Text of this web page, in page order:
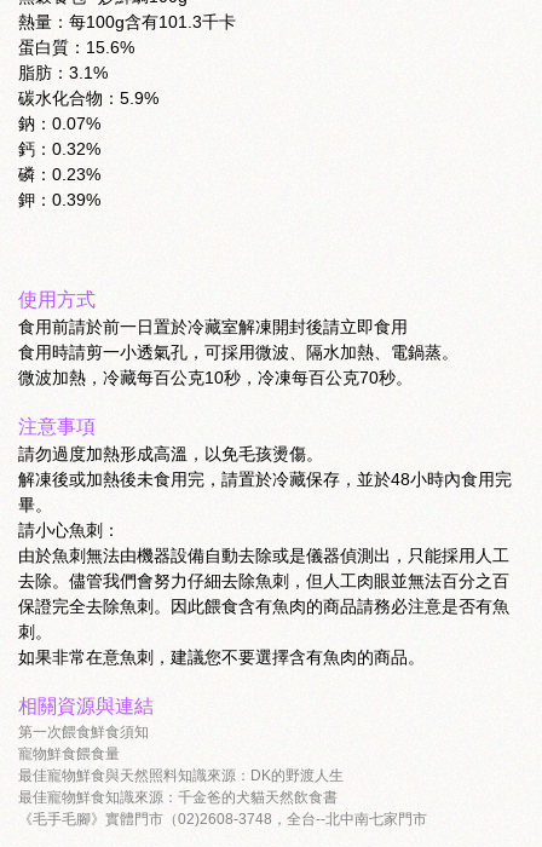
熱量：每100g含有101.3千卡
蛋白質：15.6%
脂肪：3.1%
碳水化合物：5.9%
鈉：0.07%
鈣：0.32%
磷：0.23%
鉀：0.39%
使用方式
食用前請於前一日置於冷藏室解凍開封後請立即食用
食用時請剪一小透氣孔，可採用微波、隔水加熱、電鍋蒸。
微波加熱，冷藏每百公克10秒，冷凍每百公克70秒。
注意事項
請勿過度加熱形成高溫，以免毛孩燙傷。
解凍後或加熱後未食用完，請置於冷藏保存，並於48小時內食用完
畢。
請小心魚刺：
由於魚刺無法由機器設備自動去除或是儀器偵測出，只能採用人工
去除。儘管我們會努力仔細去除魚刺，但人工肉眼並無法百分之百
保證完全去除魚刺。因此餵食含有魚肉的商品請務必注意是否有魚
刺。
如果非常在意魚刺，建議您不要選擇含有魚肉的商品。
相關資源與連結
第一次餵食鮮食須知
寵物鮮食餵食量
最佳寵物鮮食與天然照料知識來源：DK的野渡人生
最佳寵物鮮食知識來源：千金爸的犬貓天然飲食書
《毛手毛腳》實體門市（02)2608-3748，全台--北中南七家門市